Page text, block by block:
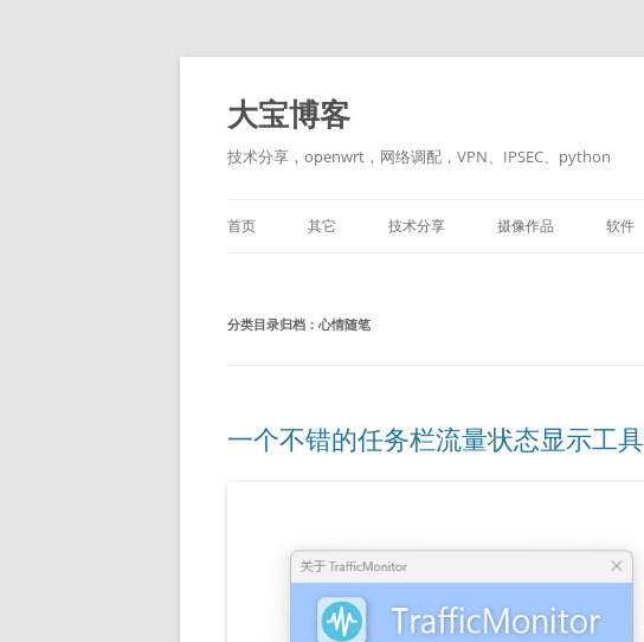
跳
正
文
大宝博客
技术分享，openwrt，网络调配，VPN、IPSEC、python
首页 其它 技术分享 摄像作品 软件
分类目录归档： 心情随笔
一个不错的任务栏流量状态显示工具